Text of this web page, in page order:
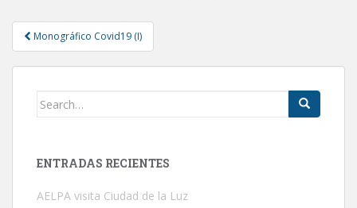
Post
navigation
Monográfico Covid19 (I)
Search
ENTRADAS RECIENTES
AELPA visita Ciudad de la Luz